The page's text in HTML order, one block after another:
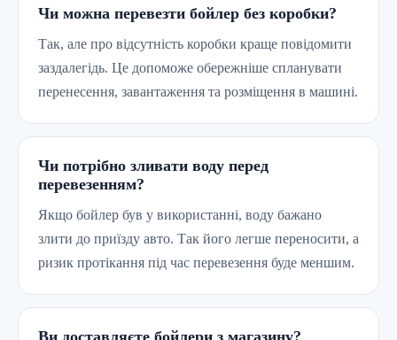
Чи можна перевезти бойлер без коробки?
Так, але про відсутність коробки краще повідомити
заздалегідь. Це допоможе обережніше спланувати
перенесення, завантаження та розміщення в машині.
Чи потрібно зливати воду перед
перевезенням?
Якщо бойлер був у використанні, воду бажано
злити до приїзду авто. Так його легше переносити, а
ризик протікання під час перевезення буде меншим.
Ви доставляєте бойлери з магазину?